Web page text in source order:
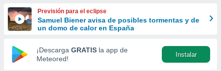
y
forma
digital
basada
Previsión para el eclipse
Samuel Biener avisa de posibles tormentas y de
un domo de calor en España
¡Descarga GRATIS la app de
Meteored!
Instalar